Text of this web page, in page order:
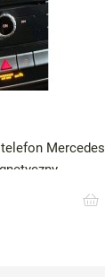
Mercedes